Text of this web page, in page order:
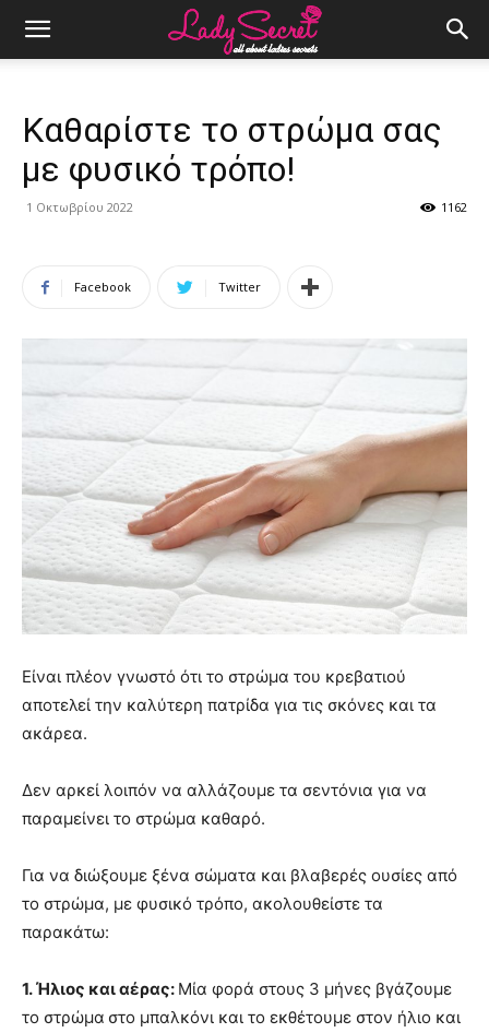
Καθαρίστε το στρώμα σας
με φυσικό τρόπο!
1 Οκτωβρίου 2022 1162
Facebook Twitter
Είναι πλέον γνωστό ότι το στρώμα του κρεβατιού
αποτελεί την καλύτερη πατρίδα για τις σκόνες και τα
ακάρεα.
Δεν αρκεί λοιπόν να αλλάζουμε τα σεντόνια για να
παραμείνει το στρώμα καθαρό.
Για να διώξουμε ξένα σώματα και βλαβερές ουσίες από
το στρώμα, με φυσικό τρόπο, ακολουθείστε τα
παρακάτω:
1. Ήλιος και αέρας: Μία φορά στους 3 μήνες βγάζουμε
το στρώμα στο μπαλκόνι και το εκθέτουμε στον ήλιο και